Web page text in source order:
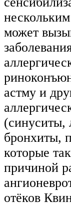
может
астму и
(синуситы,
бронхиты,
которые
причиной
отёков